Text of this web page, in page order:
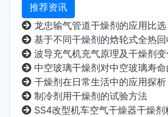
推荐资讯
龙忠输气管道干燥剂的应用比选
基于不同干燥剂的焓轮式全热
波导充气机充气原理及干燥剂
中空玻璃干燥剂对中空玻璃寿
干燥剂在日常生活中的应用探析
制冷剂用干燥剂的试验方法
SS4改型机车空气干燥器干燥剂粉尘化